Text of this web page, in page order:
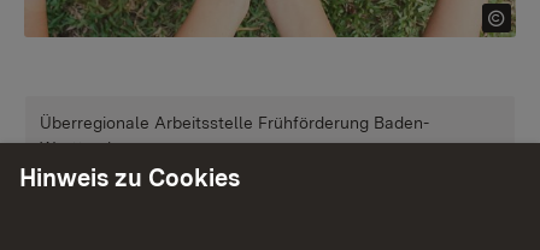
Frühförderung
Überregionale Arbeitsstelle Frühförderung Baden-
Württemberg
Hinweis zu Cookies